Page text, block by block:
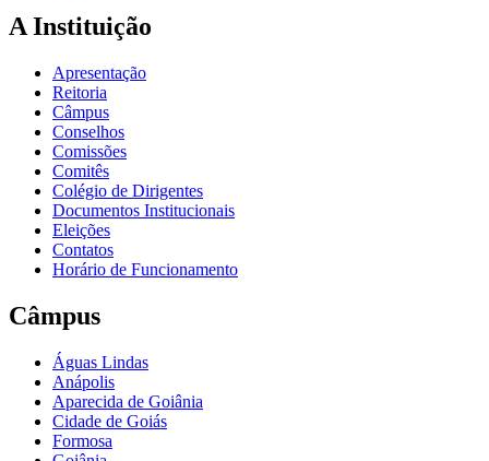
A Instituição
Apresentação
Reitoria
Câmpus
Conselhos
Comissões
Comitês
Colégio de Dirigentes
Documentos Institucionais
Eleições
Contatos
Horário de Funcionamento
Câmpus
Águas Lindas
Anápolis
Aparecida de Goiânia
Cidade de Goiás
Formosa